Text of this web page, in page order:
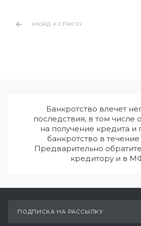
НАЗАД К СПИСКУ
Банкротство влечет
последствия, в том числе
на получение кредита и
банкротство в течение
Предварительно
кредитору и в
ПОДПИСКА НА РАССЫЛКУ